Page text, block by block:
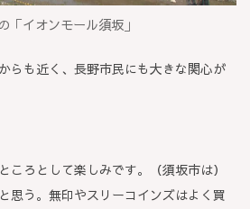
「イオンモール須坂」
らも近く、長野市民にも大きな関心が
ころとして楽しみです。（須坂市は）
思う。無印やスリーコインズはよく買